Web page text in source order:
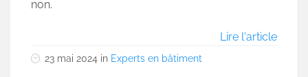
non.
Lire l'article
23 mai 2024 in Experts en bâtiment